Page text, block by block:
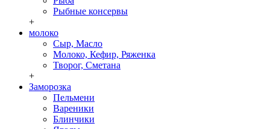
Рыбные консервы
+
молоко
Сыр, Масло
Молоко, Кефир, Ряженка
Творог, Сметана
+
Заморозка
Пельмени
Вареники
Блинчики